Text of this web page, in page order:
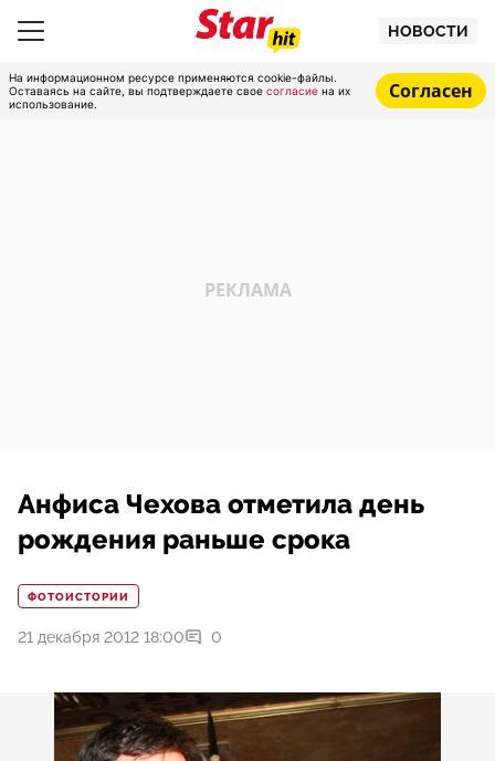
НОВОСТИ
На информационном ресурсе применяются cookie-файлы.
Оставаясь на сайте, вы подтверждаете свое согласие на их
использование.
Согласен
Анфиса Чехова отметила день
рождения раньше срока
ФОТОИСТОРИИ
21 декабря 2012 18:00 0